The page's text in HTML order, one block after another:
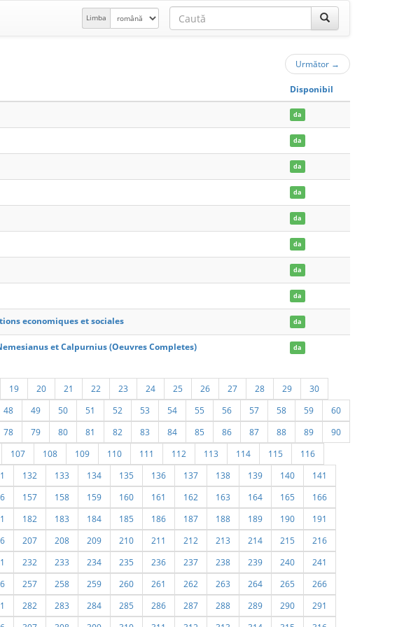
Limba
Următor →
Disponibil
da
da
da
da
da
da
da
da
economiques et sociales da
et Calpurnius (Oeuvres Completes) da
19 20 21 22 23 24 25 26 27 28 29
30
48 49 50 51 52 53 54 55 56 57 58 59
60
78 79 80 81 82 83 84 85 86 87 88 89
90
107 108 109 110 111 112 113 114 115
116
132 133 134 135 136 137 138 139 140
141
157 158 159 160 161 162 163 164 165
166
182 183 184 185 186 187 188 189 190
191
207 208 209 210 211 212 213 214 215
216
232 233 234 235 236 237 238 239 240
241
257 258 259 260 261 262 263 264 265
266
282 283 284 285 286 287 288 289 290
291